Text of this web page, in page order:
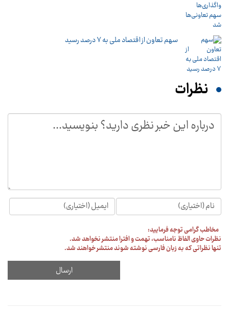
سهم تعاون از اقتصاد ملی به ۷ درصد رسید
نظرات
مخاطب گرامی توجه فرمایید:
نظرات حاوی الفاظ نامناسب، تهمت و افترا منتشر نخواهد شد.
تنها نظراتی که به زبان فارسی نوشته شوند منتشر خواهند شد.